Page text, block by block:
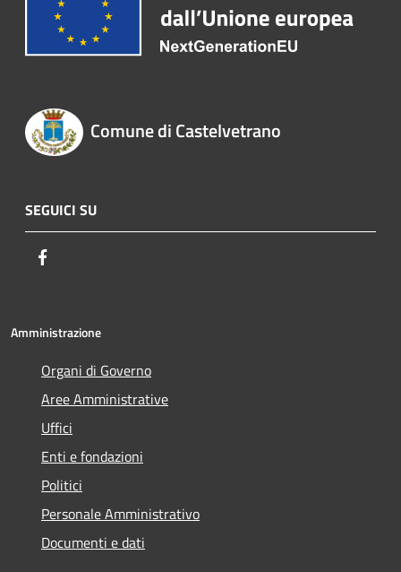
Comune di Castelvetrano
SEGUICI SU
Amministrazione
Organi di Governo
Aree Amministrative
Uffici
Enti e fondazioni
Politici
Personale Amministrativo
Documenti e dati